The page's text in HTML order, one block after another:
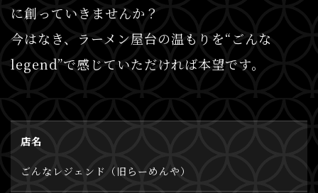
に創っていきませんか？
今はなき、ラーメン屋台の温もりを“ごんな
legend”で感じていただければ本望です。
店名
ごんなレジェンド（旧らーめんや）